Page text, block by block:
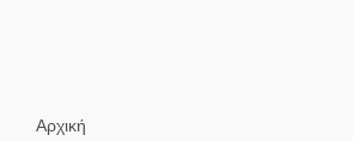
Αρχική